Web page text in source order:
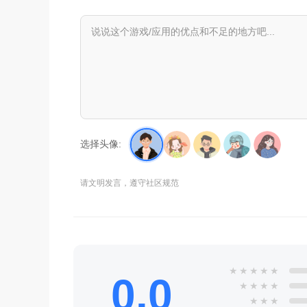
选择头像:
请文明发言，遵守社区规范
0.0 ★ ★ ★ ★ ★
★ ★ ★ ★
★ ★ ★